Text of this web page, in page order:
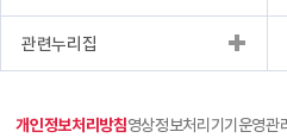
관련누리집
개인정보처리방침영상정보처리기기운영관